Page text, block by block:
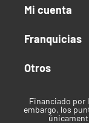
prefiere
Mi cuenta
Franquicias
Otros
Financiado por
embargo, los